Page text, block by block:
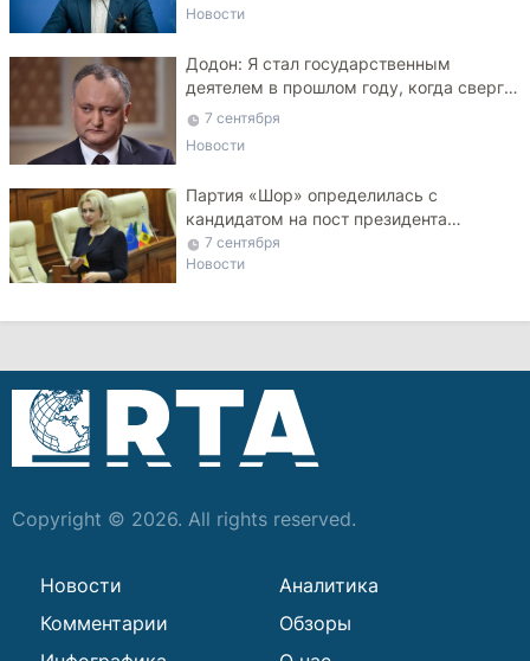
Новости
Додон: Я стал государственным
деятелем в прошлом году, когда сверг
Плахотнюка
7 сентября
Новости
Партия «Шор» определилась с
кандидатом на пост президента
Молдовы
7 сентября
Новости
Copyright © 2026. All rights reserved.
Новости
Аналитика
Комментарии
Обзоры